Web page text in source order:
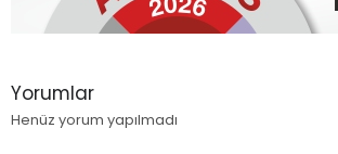
Yorumlar
Henüz yorum yapılmadı